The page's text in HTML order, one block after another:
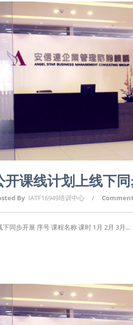
课线计划上线下
By IATF16949培训中心 /
同步开展 序号 课程名称 课时 1月 2月 3月...